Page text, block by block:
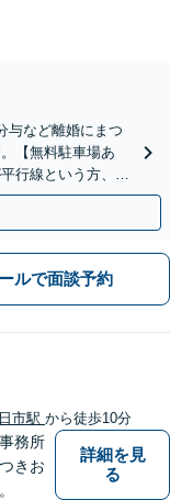
与など離婚にまつ
【無料駐車場あ
行線という方、一
ルで面談予約
市駅 から徒歩10分
務所
きお
詳細を見
る